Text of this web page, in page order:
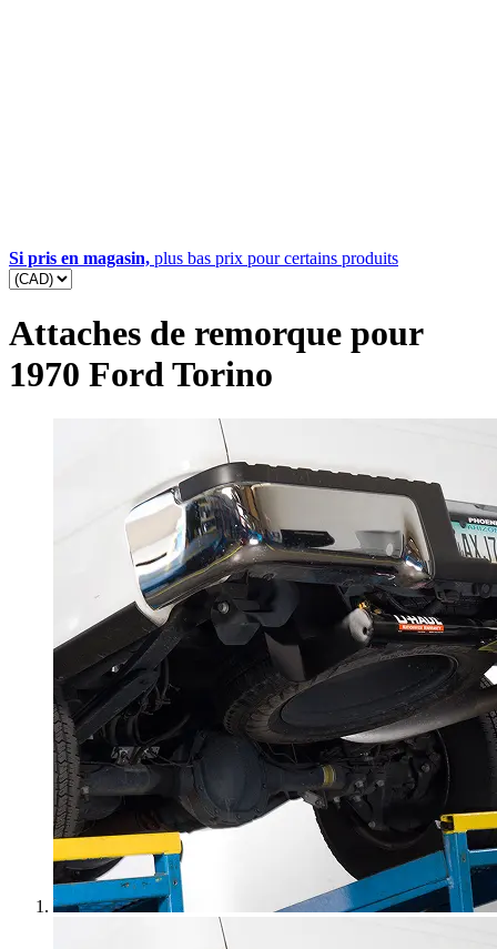
Si pris en magasin, plus bas prix pour certains produits
Attaches de remorque pour
1970 Ford Torino